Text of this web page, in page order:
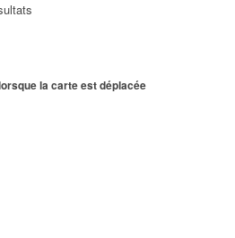
la carte est déplacée